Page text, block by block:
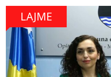
LAJME